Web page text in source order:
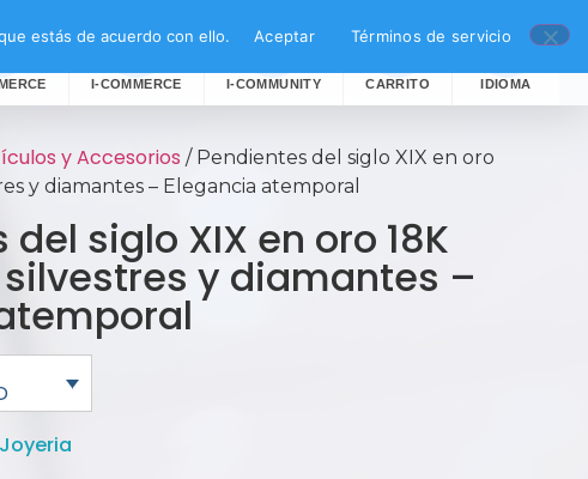
I-COMMERCE I-COMMUNITY CARRITO IDIOMA
y Accesorios / Pendientes del siglo XIX en oro
y diamantes – Elegancia atemporal
siglo XIX en oro 18K
y diamantes –
estás de acuerdo con ello. Aceptar Términos de servicio